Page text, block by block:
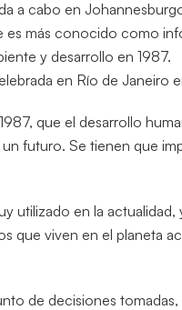
a cabo en
es más conocido como
y desarrollo en 1987.
en Río de Janeiro
que el desarrollo
futuro. Se tienen que
utilizado en la
que viven en el planeta
de decisiones